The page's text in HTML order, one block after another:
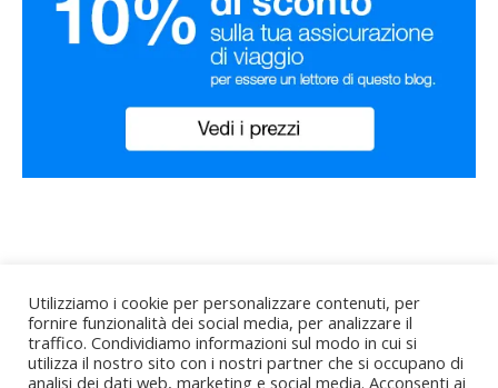
Bard Tema diWP Royal. Home About me
Utilizziamo i cookie per personalizzare contenuti, per
fornire funzionalità dei social media, per analizzare il
traffico. Condividiamo informazioni sul modo in cui si
utilizza il nostro sito con i nostri partner che si occupano di
analisi dei dati web, marketing e social media. Acconsenti ai